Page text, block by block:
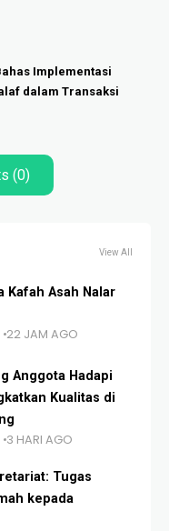
Implementasi
dalam Transaksi
(0)
View All
Kafah Asah Nalar
22 JAM AGO
Anggota Hadapi
Kualitas di
3 HARI AGO
Tugas
kepada